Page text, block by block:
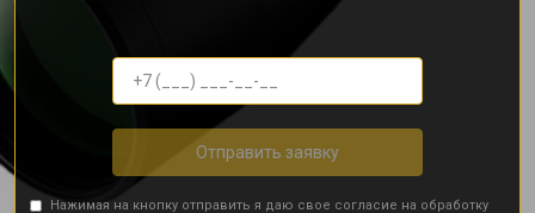
Отправить заявку
Нажимая на кнопку отправить я даю свое согласие на обработку